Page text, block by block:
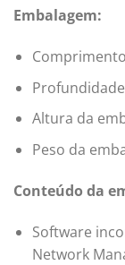
Embalagem:
Altura da
Peso da
Conteúdo da
Software
Network